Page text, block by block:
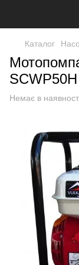
Каталог
Немає в